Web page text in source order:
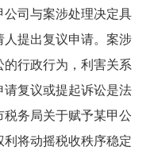
公司与案涉处理决定具
提出复议申请。案涉
行政行为，利害关系
请复议或提起诉讼是法
务局关于赋予某甲公
将动摇税收秩序稳定